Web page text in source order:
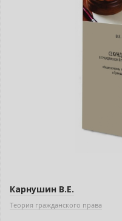
Карнушин В.Е.
Теория гражданского права